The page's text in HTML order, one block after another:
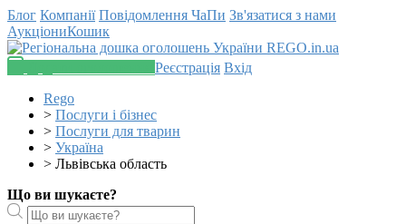
Блог Компанії Повідомлення ЧаПи Зв'язатися з нами
АукціониКошик
Реєстрація Вхід
Rego
> Послуги і бізнес
> Послуги для тварин
> Україна
> Львівська область
Що ви шукаєте?